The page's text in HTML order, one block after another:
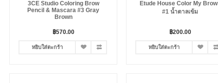
3CE Studio Coloring Brow
Pencil & Mascara #3 Gray
Brown
฿570.00
หยิบใส่ตะกร้า
Etude House Color My
#1 น้ำตาลเข้ม
฿200.00
หยิบใส่ตะกร้า